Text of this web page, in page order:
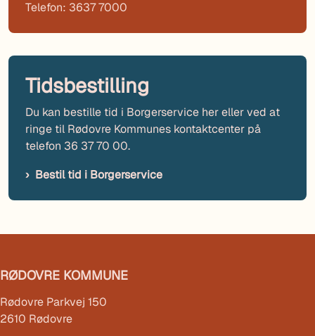
Telefon: 3637 7000
Tidsbestilling
Du kan bestille tid i Borgerservice her eller ved at
ringe til Rødovre Kommunes kontaktcenter på
telefon 36 37 70 00.
Bestil tid i Borgerservice
RØDOVRE KOMMUNE
Rødovre Parkvej 150
2610 Rødovre